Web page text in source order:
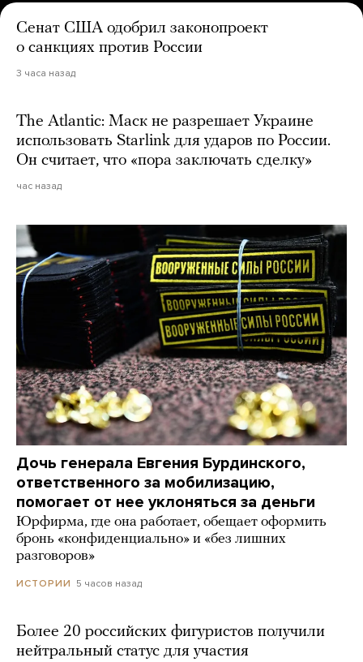
Сенат США одобрил законопроект
о санкциях против России
3 часа назад
The Atlantic: Маск не разрешает Украине
использовать Starlink для ударов по России.
Он считает, что «пора заключать сделку»
час назад
Дочь генерала Евгения Бурдинского,
ответственного за мобилизацию,
помогает от нее уклоняться за деньги
Юрфирма, где она работает, обещает оформить
бронь «конфиденциально» и «без лишних
разговоров»
ИСТОРИИ 5 часов назад
Более 20 российских фигуристов получили
нейтральный статус для участия